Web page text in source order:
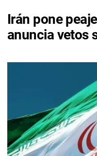
Irán pone
anuncia vetos